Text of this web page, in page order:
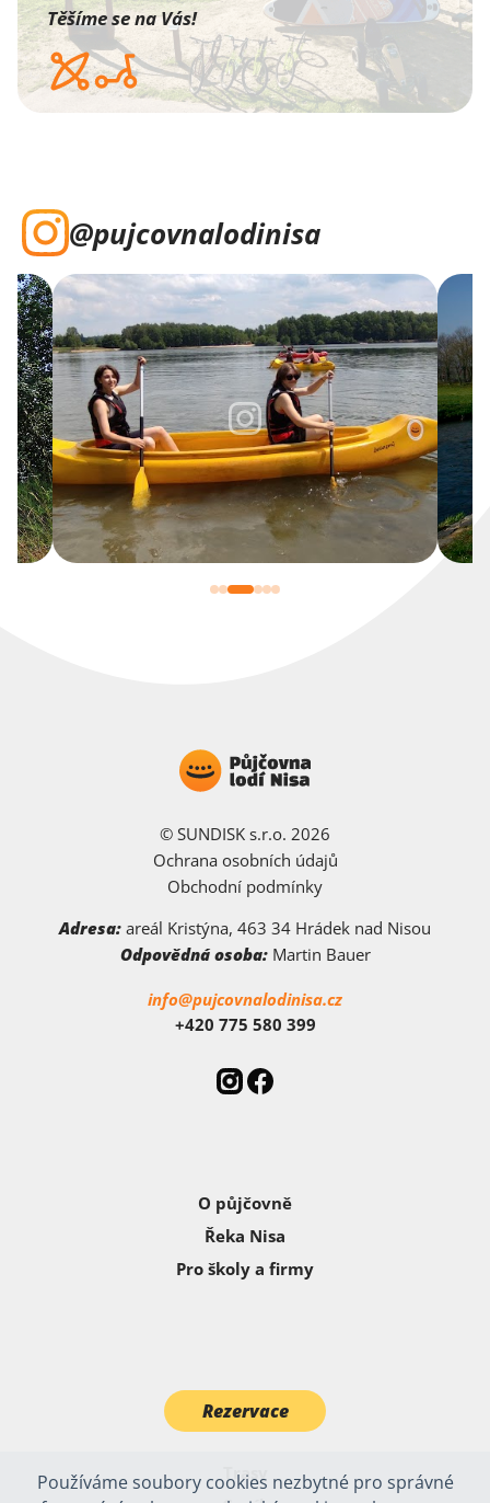
Těšíme se na Vás!
@pujcovnalodinisa
© SUNDISK s.r.o. 2026
Ochrana osobních údajů
Obchodní podmínky
Adresa: areál Kristýna, 463 34 Hrádek nad Nisou
Odpovědná osoba:Martin Bauer
info@pujcovnalodinisa.cz
+420 775 580 399
O půjčovně
Řeka Nisa
Pro školy a firmy
Rezervace
Trasy
Používáme soubory cookies nezbytné pro správné